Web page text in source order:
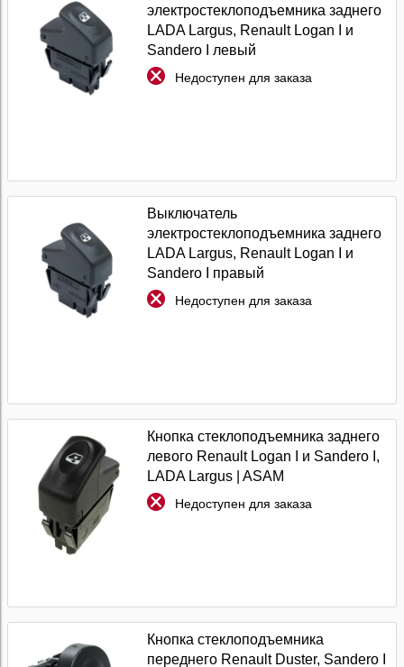
электростеклоподъемника заднего
LADA Largus, Renault Logan I и
Sandero I левый
Недоступен для заказа
Выключатель
электростеклоподъемника заднего
LADA Largus, Renault Logan I и
Sandero I правый
Недоступен для заказа
Кнопка стеклоподъемника заднего
левого Renault Logan I и Sandero I,
LADA Largus | ASAM
Недоступен для заказа
Кнопка стеклоподъемника
переднего Renault Duster, Sandero I